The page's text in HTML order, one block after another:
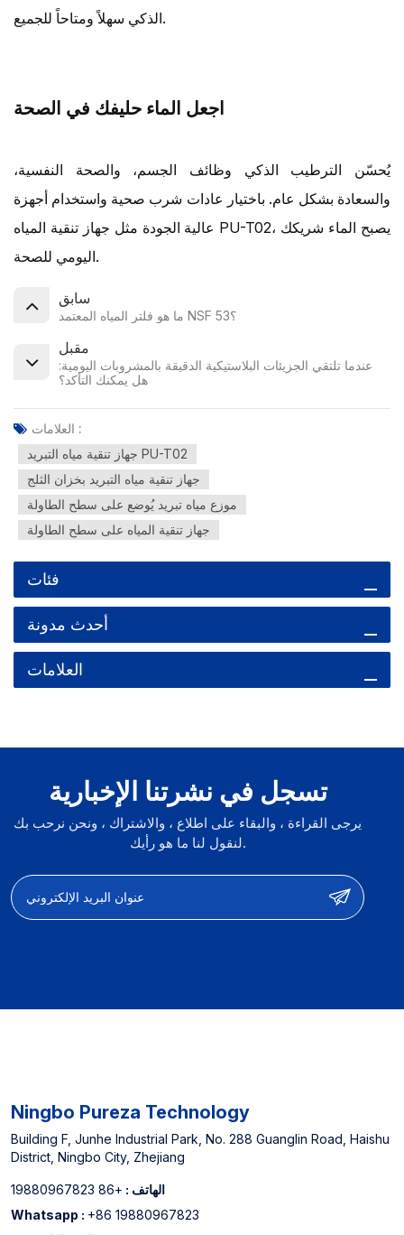
الذكي سهلاً ومتاحاً للجميع.
اجعل الماء حليفك في الصحة
يُحسّن الترطيب الذكي وظائف الجسم، والصحة النفسية،
والسعادة بشكل عام. باختيار عادات شرب صحية واستخدام أجهزة
عالية الجودة مثل جهاز تنقية المياه PU-T02، يصبح الماء شريكك
اليومي للصحة.
سابق
ما هو فلتر المياه المعتمد NSF 53؟
مقبل
عندما تلتقي الجزيئات البلاستيكية الدقيقة بالمشروبات اليومية:
هل يمكنك التأكد؟
العلامات :
جهاز تنقية مياه التبريد PU-T02
جهاز تنقية مياه التبريد بخزان الثلج
موزع مياه تبريد يُوضع على سطح الطاولة
جهاز تنقية المياه على سطح الطاولة
فئات
أحدث مدونة
العلامات
تسجل في نشرتنا الإخبارية
يرجى القراءة ، والبقاء على اطلاع ، والاشتراك ، ونحن نرحب بك
لنقول لنا ما هو رأيك.
Ningbo Pureza Technology
Building F, Junhe Industrial Park, No. 288 Guanglin Road, Haishu
District, Ningbo City, Zhejiang
الهاتف : +86 19880967823
Whatsapp : +86 19880967823